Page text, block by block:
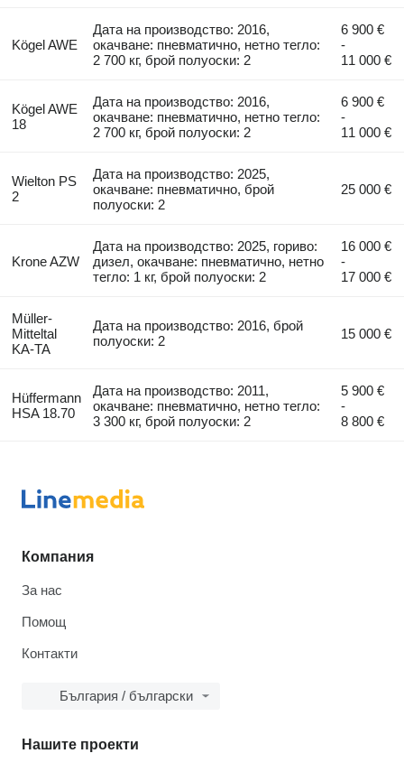
Kögel AWE
Дата на производство: 2016,
окачване: пневматично, нетно тегло:
2 700 кг, брой полуоски: 2
6 900 €
-
11 000 €
Kögel AWE
18
Дата на производство: 2016,
окачване: пневматично, нетно тегло:
2 700 кг, брой полуоски: 2
6 900 €
-
11 000 €
Wielton PS
2
Дата на производство: 2025,
окачване: пневматично, брой
полуоски: 2
25 000 €
Krone AZW
Дата на производство: 2025, гориво:
дизел, окачване: пневматично, нетно
тегло: 1 кг, брой полуоски: 2
16 000 €
-
17 000 €
Müller-
Mitteltal
KA-TA
Дата на производство: 2016, брой
полуоски: 2
15 000 €
Hüffermann
HSA 18.70
Дата на производство: 2011,
окачване: пневматично, нетно тегло:
3 300 кг, брой полуоски: 2
5 900 €
-
8 800 €
Компания
За нас
Помощ
Контакти
България / български
Нашите проекти